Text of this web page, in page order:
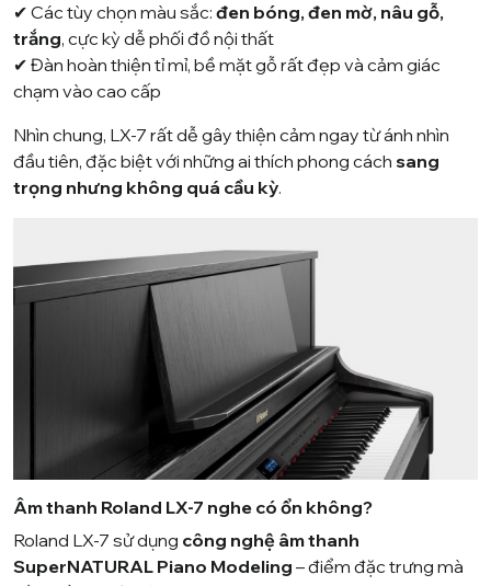
✔ Các tùy chọn màu sắc: đen bóng, đen mờ, nâu gỗ,
trắng, cực kỳ dễ phối đồ nội thất
✔ Đàn hoàn thiện tỉ mỉ, bề mặt gỗ rất đẹp và cảm giác
chạm vào cao cấp
Nhìn chung, LX-7 rất dễ gây thiện cảm ngay từ ánh nhìn
đầu tiên, đặc biệt với những ai thích phong cách sang
trọng nhưng không quá cầu kỳ.
Âm thanh Roland LX-7 nghe có ổn không?
Roland LX-7 sử dụng công nghệ âm thanh
SuperNATURAL Piano Modeling – điểm đặc trưng mà